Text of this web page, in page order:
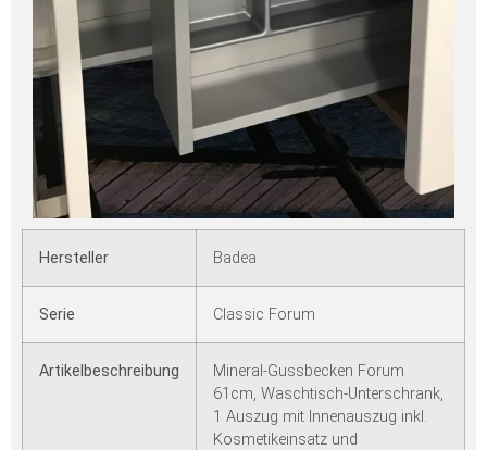
Hersteller Badea
Serie Classic Forum
Artikelbeschreibung
Mineral-Gussbecken Forum
61cm, Waschtisch-Unterschrank,
1 Auszug mit Innenauszug inkl.
Kosmetikeinsatz und